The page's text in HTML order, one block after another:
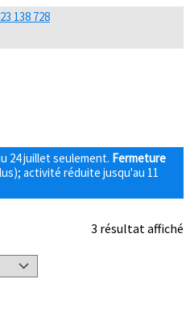
138 728
24 juillet seulement. Fermeture
activité réduite jusqu'au 11
3 résultat affiché